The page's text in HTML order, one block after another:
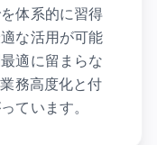
体系的に習得
な活用が可能
適に留まらな
務高度化と付
ています。